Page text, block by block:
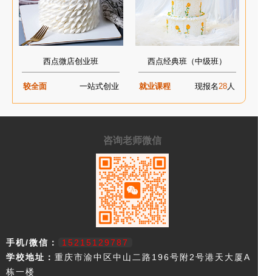
西点微店创业班
较全面 一站式创业
西点经典班（中级班）
就业课程 现报名28人
咨询老师微信
手机/微信：
15215129787
学校地址： 重庆市渝中区中山二路196号附2号港天大厦A
栋一楼